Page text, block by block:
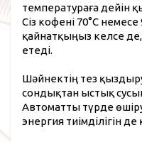
температураға дейін
Сіз кофені 70°C
қайнатқыңыз келсе
етеді.
Шәйнектің тез
сондықтан ыстық
Автоматты түрде өшіру
энергия тиімділігін